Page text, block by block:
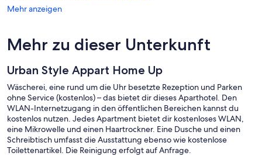
Mehr anzeigen
Mehr zu dieser Unterkunft
Urban Style Appart Home Up
Wäscherei, eine rund um die Uhr besetzte Rezeption und Parken
ohne Service (kostenlos) – das bietet dir dieses Aparthotel. Den
WLAN-Internetzugang in den öffentlichen Bereichen kannst du
kostenlos nutzen. Jedes Apartment bietet dir kostenloses WLAN,
eine Mikrowelle und einen Haartrockner. Eine Dusche und einen
Schreibtisch umfasst die Ausstattung ebenso wie kostenlose
Toilettenartikel. Die Reinigung erfolgt auf Anfrage.